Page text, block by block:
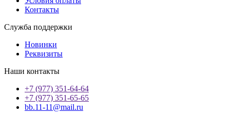
Контакты
Служба поддержки
Новинки
Реквизиты
Наши контакты
+7 (977) 351-64-64
+7 (977) 351-65-65
bb.11-11@mail.ru